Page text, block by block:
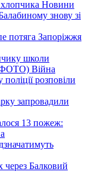
Новини
знову зі
потяга Запоріжжя
школи
(ФОТО) Війна
розповіли
запровадили
13 пожеж:
через Балковий